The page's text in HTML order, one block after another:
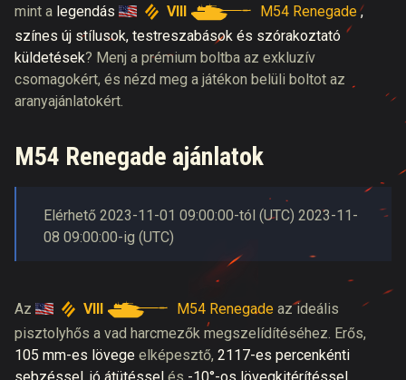
mint a legendás VIII M54 Renegade ,
színes új stílusok, testreszabások és szórakoztató
küldetések? Menj a prémium boltba az exkluzív
csomagokért, és nézd meg a játékon belüli boltot az
aranyajánlatokért.
M54 Renegade ajánlatok
Elérhető 2023-11-01 09:00:00-tól (UTC) 2023-11-
08 09:00:00-ig (UTC)
Az VIII M54 Renegade az ideális
pisztolyhős a vad harcmezők megszelídítéséhez. Erős,
105 mm-es lövege elképesztő, 2117-es percenkénti